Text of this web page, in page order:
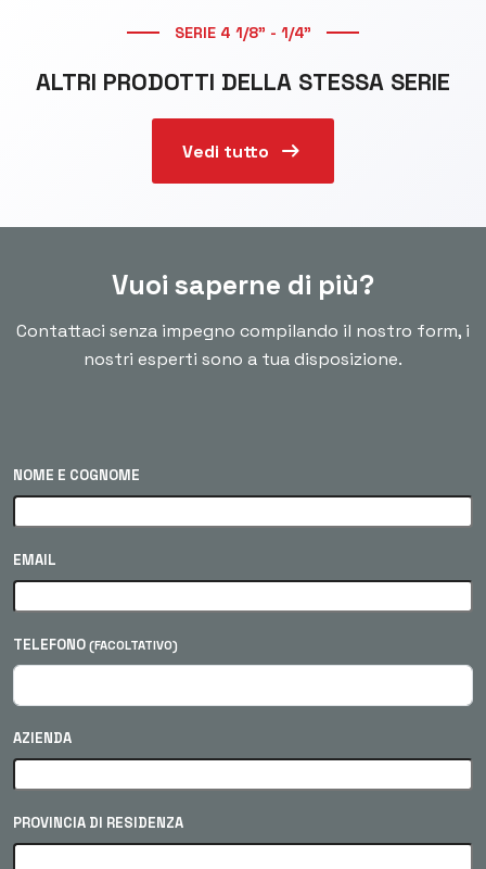
SERIE 4 1/8" - 1/4"
ALTRI PRODOTTI DELLA STESSA SERIE
Vedi tutto arrow_right_alt
Vuoi saperne di più?
Contattaci senza impegno compilando il nostro form, i
nostri esperti sono a tua disposizione.
NOME E COGNOME
EMAIL
TELEFONO (FACOLTATIVO)
AZIENDA
PROVINCIA DI RESIDENZA